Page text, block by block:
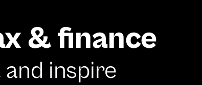
& finance
inspire